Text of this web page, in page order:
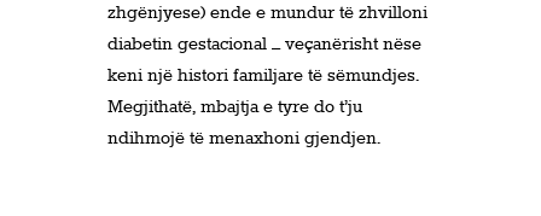
zhgënjyese) ende e mundur të zhvilloni
diabetin gestacional – veçanërisht nëse
keni një histori familjare të sëmundjes.
Megjithatë, mbajtja e tyre do t’ju
ndihmojë të menaxhoni gjendjen.